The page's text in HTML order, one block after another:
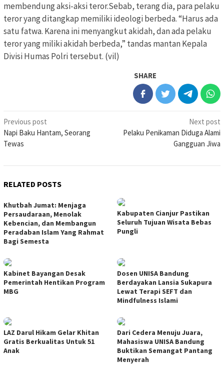
membendung aksi-aksi teror.Sebab, terang dia, para pelaku
teror yang ditangkap memiliki ideologi berbeda. “Harus ada
satu fatwa. Karena ini menyangkut akidah, dan ada pelaku
teror yang miliki akidah berbeda,” tandas mantan Kepala
Divisi Humas Polri tersebut. (vil)
SHARE
Post
navigation
Previous post
Napi Baku Hantam, Seorang
Tewas
Next post
Pelaku Penikaman Diduga Alami
Gangguan Jiwa
RELATED POSTS
Khutbah Jumat: Menjaga
Persaudaraan, Menolak
Kebencian, dan Membangun
Peradaban Islam Yang Rahmat
Bagi Semesta
Kabupaten Cianjur Pastikan
Seluruh Tujuan Wisata Bebas
Pungli
Kabinet Bayangan Desak
Pemerintah Hentikan Program
MBG
Dosen UNISA Bandung
Berdayakan Lansia Sukapura
Lewat Terapi SEFT dan
Mindfulness Islami
LAZ Darul Hikam Gelar Khitan
Gratis Berkualitas Untuk 51
Anak
Dari Cedera Menuju Juara,
Mahasiswa UNISA Bandung
Buktikan Semangat Pantang
Menyerah